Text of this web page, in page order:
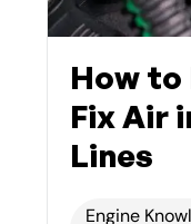
How to
Fix Air
Lines
Engine